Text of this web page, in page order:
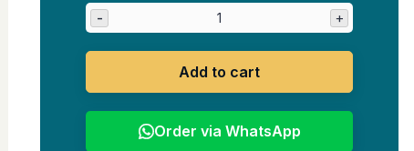
- +
Add to cart
Order via WhatsApp